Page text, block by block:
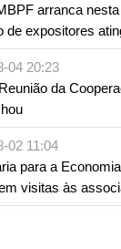
e superior sobre
Assembleia
arranca
de expositores
04 20:23
da
02 11:04
para a
visitas às
consensos e